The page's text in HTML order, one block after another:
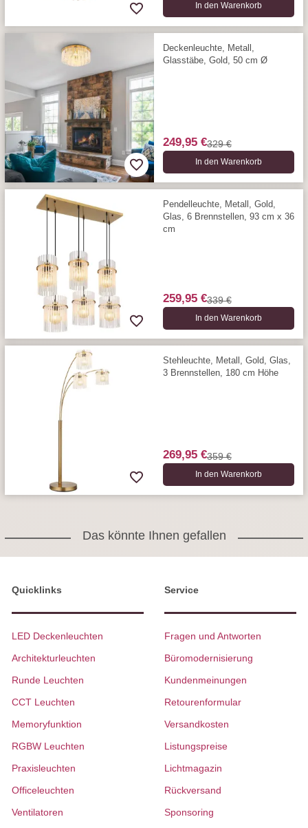
In den Warenkorb
Deckenleuchte, Metall,
Glasstäbe, Gold, 50 cm Ø
249,95 €329 €
In den Warenkorb
Pendelleuchte, Metall, Gold,
Glas, 6 Brennstellen, 93 cm x 36
cm
259,95 €339 €
In den Warenkorb
Stehleuchte, Metall, Gold, Glas,
3 Brennstellen, 180 cm Höhe
269,95 €359 €
In den Warenkorb
Das könnte Ihnen gefallen
Quicklinks
LED Deckenleuchten
Architekturleuchten
Runde Leuchten
CCT Leuchten
Memoryfunktion
RGBW Leuchten
Praxisleuchten
Officeleuchten
Ventilatoren
Service
Fragen und Antworten
Büromodernisierung
Kundenmeinungen
Retourenformular
Versandkosten
Listungspreise
Lichtmagazin
Rückversand
Sponsoring